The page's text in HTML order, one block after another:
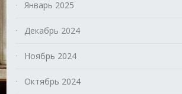
Январь 2025
Декабрь 2024
Ноябрь 2024
Октябрь 2024